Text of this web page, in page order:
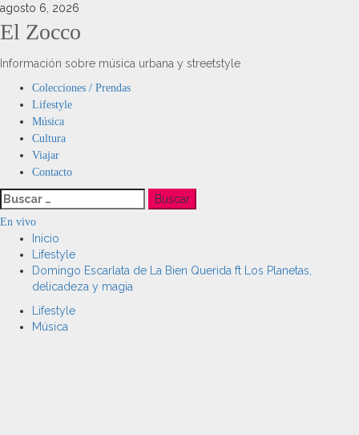
Saltar
al
contenido
agosto 6, 2026
El Zocco
Información sobre música urbana y streetstyle
Menú
principal
Colecciones / Prendas
Lifestyle
Música
Cultura
Viajar
Contacto
Buscar:
En vivo
Inicio
Lifestyle
Domingo Escarlata de La Bien Querida ft Los Planetas,
delicadeza y magia
Lifestyle
Música